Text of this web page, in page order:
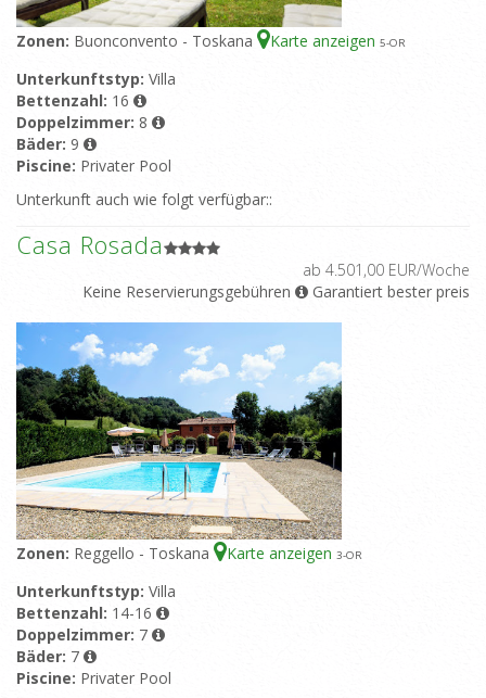
Zonen: Buonconvento - Toskana Karte anzeigen 5-OR
Unterkunftstyp: Villa
Bettenzahl: 16
Doppelzimmer: 8
Bäder: 9
Piscine: Privater Pool
Unterkunft auch wie folgt verfügbar::
Casa Rosada
ab 4.501,00 EUR/Woche
Keine Reservierungsgebühren
Garantiert bester preis
Zonen: Reggello - Toskana Karte anzeigen 3-OR
Unterkunftstyp: Villa
Bettenzahl: 14-16
Doppelzimmer: 7
Bäder: 7
Piscine: Privater Pool